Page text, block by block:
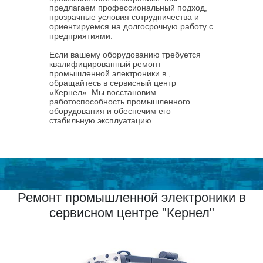
предлагаем профессиональный подход,
прозрачные условия сотрудничества и
ориентируемся на долгосрочную работу с
предприятиями.
Если вашему оборудованию требуется
квалифицированный ремонт
промышленной электроники в ,
обращайтесь в сервисный центр
«Кернел». Мы восстановим
работоспособность промышленного
оборудования и обеспечим его
стабильную эксплуатацию.
Ремонт промышленной электроники в
сервисном центре "Кернел"